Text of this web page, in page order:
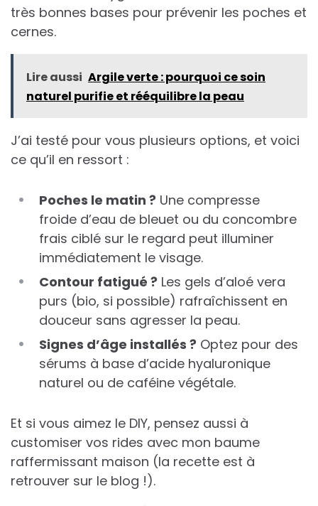
très bonnes bases pour prévenir les poches et
cernes.
Lire aussi Argile verte : pourquoi ce soin
naturel purifie et rééquilibre la peau
J’ai testé pour vous plusieurs options, et voici
ce qu’il en ressort :
Poches le matin ? Une compresse
froide d’eau de bleuet ou du concombre
frais ciblé sur le regard peut illuminer
immédiatement le visage.
Contour fatigué ? Les gels d’aloé vera
purs (bio, si possible) rafraîchissent en
douceur sans agresser la peau.
Signes d’âge installés ? Optez pour des
sérums à base d’acide hyaluronique
naturel ou de caféine végétale.
Et si vous aimez le DIY, pensez aussi à
customiser vos rides avec mon baume
raffermissant maison (la recette est à
retrouver sur le blog !).